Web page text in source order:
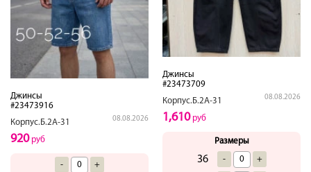
Джинсы
#23473916
Корпус.Б.2А-31
08.08.2026
920руб
- +
Джинсы
#23473709
Корпус.Б.2А-31
08.08.2026
1,610руб
Размеры
36 - +